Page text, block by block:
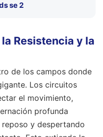
se 2
Resistencia y la
de los campos donde
Los circuitos
el movimiento,
profunda
y despertando